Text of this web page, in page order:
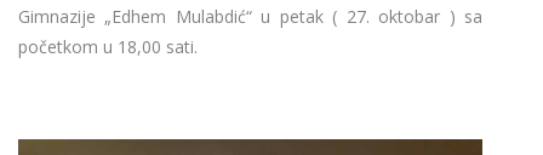
Gimnazije „Edhem Mulabdić“ u petak ( 27. oktobar ) sa
početkom u 18,00 sati.